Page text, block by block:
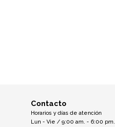
Contacto
Horarios y días de atención
Lun - Vie / 9:00 am. - 6:00 pm.